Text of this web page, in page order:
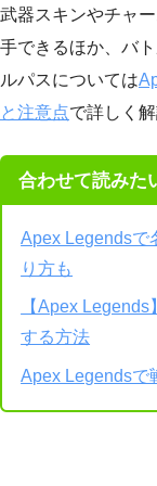
武器スキンやチャ
手できるほか、バ
ルパスについては
と注意点で詳しく
合わせて読みた
Apex Legendsで
り方も
【Apex
する方法
Apex Legendsで